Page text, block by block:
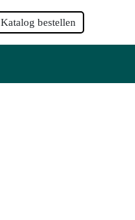
Katalog bestellen